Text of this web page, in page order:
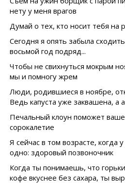
нету у меня врагов
Думай о тех, кто носит тебя на
Сегодня я опять забыла
восьмой год подряд...
Чтобы не свихнуться мокрым
мы и помногу жрем
Люди, родившиеся в ноябре,
Ведь капуста уже заквашена, а
Печальный клоун поможет
сорокалетие
Я сейчас в том возрасте, когда
одно: здоровый позвоночник
Когда ты понимаешь, что
кофе вкуснее без сахара, ты